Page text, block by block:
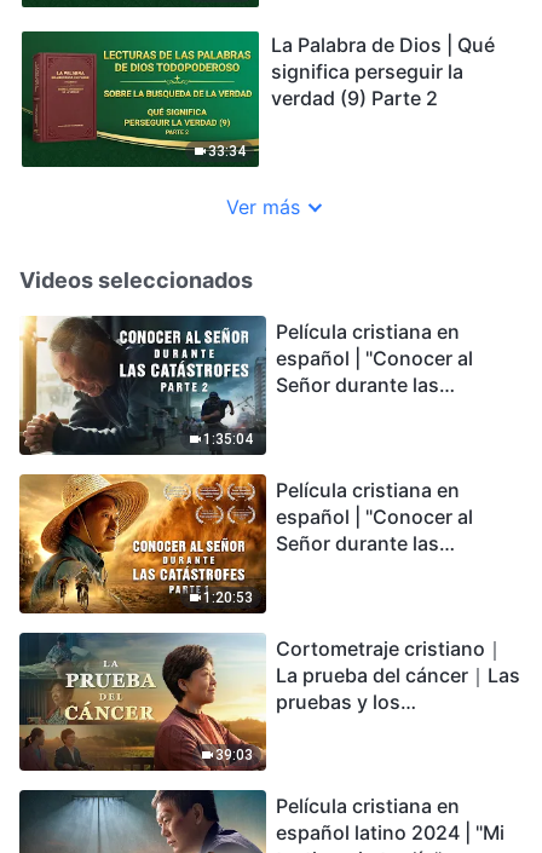
33:34
La Palabra de Dios | Qué
significa perseguir la
verdad (9) Parte 2
Ver más
Videos seleccionados
1:35:04
Película cristiana en
español | "Conocer al
Señor durante las
podemos sobrevivir?
1:20:53
Película cristiana en
español | "Conocer al
Señor durante las
encontrarás refugio?
39:03
Cortometraje cristiano｜
La prueba del cáncer｜Las
pruebas y los
Película cristiana en
español latino 2024 | "Mi